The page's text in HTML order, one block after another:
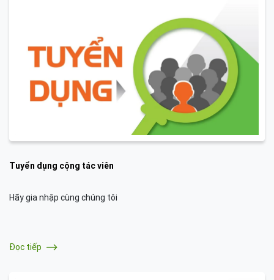
Tuyển dụng cộng tác viên
Hãy gia nhập cùng chúng tôi
Đọc tiếp